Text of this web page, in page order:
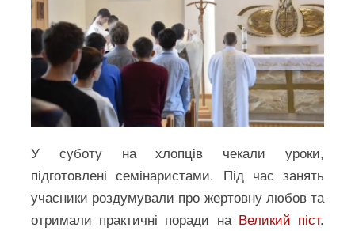
У суботу на хлопців чекали уроки,
підготовлені семінаристами. Під час занять
учасники роздумували про жертовну любов та
отримали практичні поради на Великий піст.